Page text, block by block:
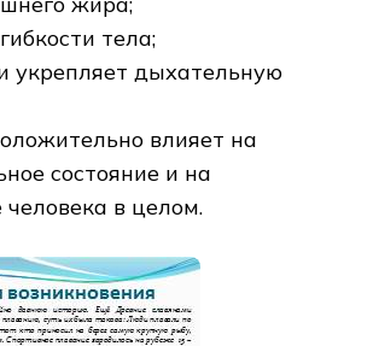
тела;
укрепляет дыхательную
влияет на
состояние и на
человека в целом.